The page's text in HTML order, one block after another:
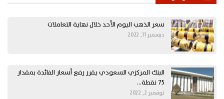
سعر الذهب اليوم الأحد خلال نهاية التعاملات
ديسمبر 11, 2022
البنك المركزي السعودي يقرر رفع أسعار الفائدة بمقدار
75 نقطة…
نوفمبر 2, 2022